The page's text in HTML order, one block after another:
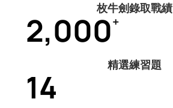
枚牛劍錄取戰績
2,000+
精選練習題
14